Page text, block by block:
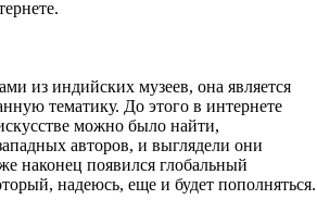
из индийских музеев, она является
тематику. До этого в интернете
можно было найти,
авторов, и выглядели они
наконец появился глобальный
надеюсь, еще и будет пополняться.